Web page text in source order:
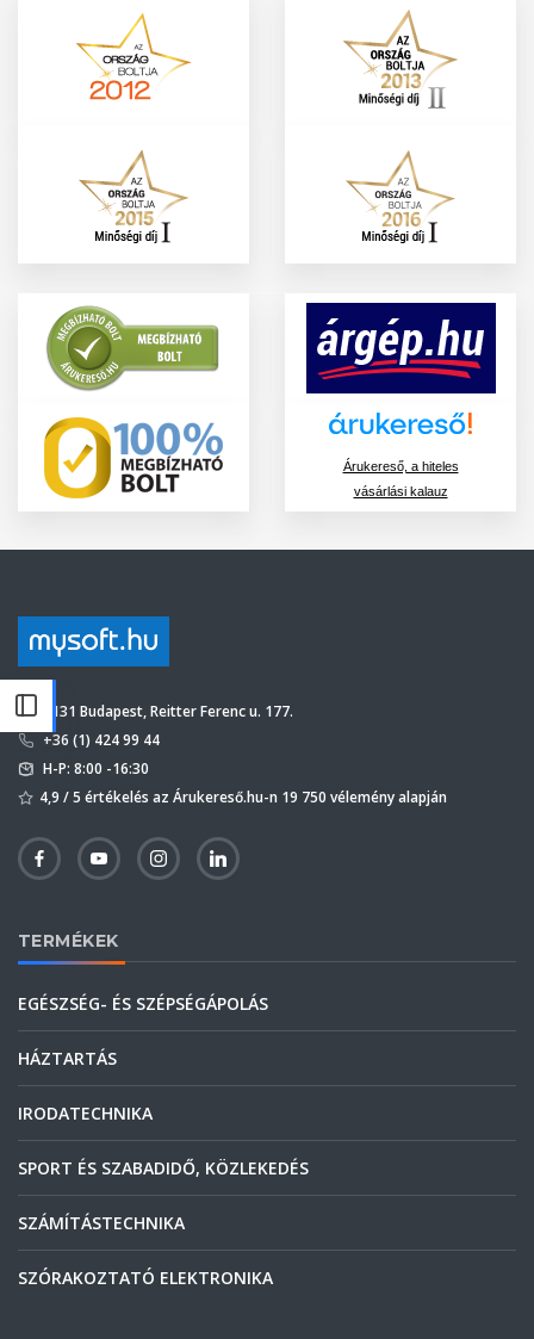
Árukereső, a hiteles
vásárlási kalauz
1131 Budapest, Reitter Ferenc u. 177.
+36 (1) 424 99 44
H-P: 8:00 -16:30
4,9 / 5 értékelés az Árukereső.hu-n 19 750 vélemény alapján
TERMÉKEK
EGÉSZSÉG- ÉS SZÉPSÉGÁPOLÁS
HÁZTARTÁS
IRODATECHNIKA
SPORT ÉS SZABADIDŐ, KÖZLEKEDÉS
SZÁMÍTÁSTECHNIKA
SZÓRAKOZTATÓ ELEKTRONIKA